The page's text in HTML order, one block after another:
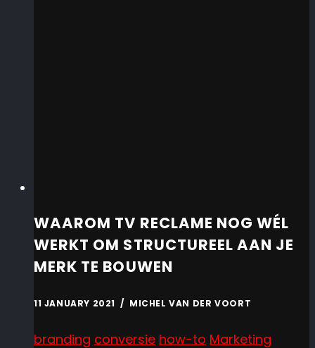
WAAROM TV RECLAME NOG WÉL
WERKT OM STRUCTUREEL AAN JE
MERK TE BOUWEN
11 JANUARY 2021 / MICHEL VAN DER VOORT
branding conversie how-to Marketing